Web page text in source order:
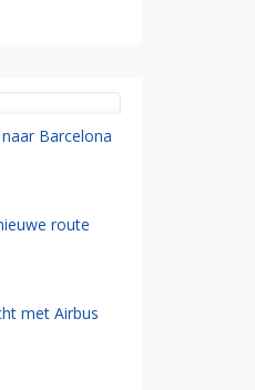
Barcelona
route
met Airbus